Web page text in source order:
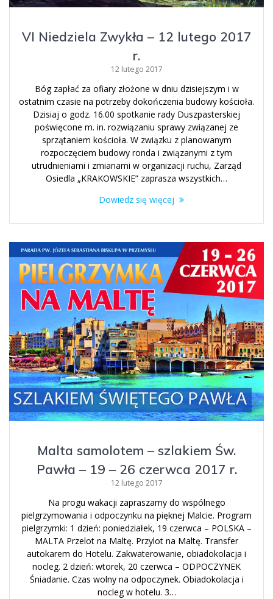
VI Niedziela Zwykła – 12 lutego 2017
r.
12 lutego 2017
Bóg zapłać za ofiary złożone w dniu dzisiejszym i w
ostatnim czasie na potrzeby dokończenia budowy kościoła.
Dzisiaj o godz. 16.00 spotkanie rady Duszpasterskiej
poświęcone m. in. rozwiązaniu sprawy związanej ze
sprzątaniem kościoła. W związku z planowanym
rozpoczęciem budowy ronda i związanymi z tym
utrudnieniami i zmianami w organizacji ruchu, Zarząd
Osiedla „KRAKOWSKIE” zaprasza wszystkich…
Dowiedz się więcej
Malta samolotem – szlakiem Św.
Pawła – 19 – 26 czerwca 2017 r.
12 lutego 2017
Na progu wakacji zapraszamy do wspólnego
pielgrzymowania i odpoczynku na pięknej Malcie. Program
pielgrzymki: 1 dzień: poniedziałek, 19 czerwca – POLSKA –
MALTA Przelot na Maltę. Przylot na Maltę. Transfer
autokarem do Hotelu. Zakwaterowanie, obiadokolacja i
nocleg. 2 dzień: wtorek, 20 czerwca – ODPOCZYNEK
Śniadanie. Czas wolny na odpoczynek. Obiadokolacja i
nocleg w hotelu. 3…